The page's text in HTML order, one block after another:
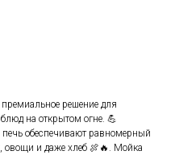
решение для
на открытом огне. 💪
обеспечивают равномерный
овощи и даже хлеб 🍖🔥. Мойка